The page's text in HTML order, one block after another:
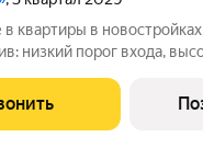
квартиры в
низкий порог входа,
проект класса Бизнес,
к городу и